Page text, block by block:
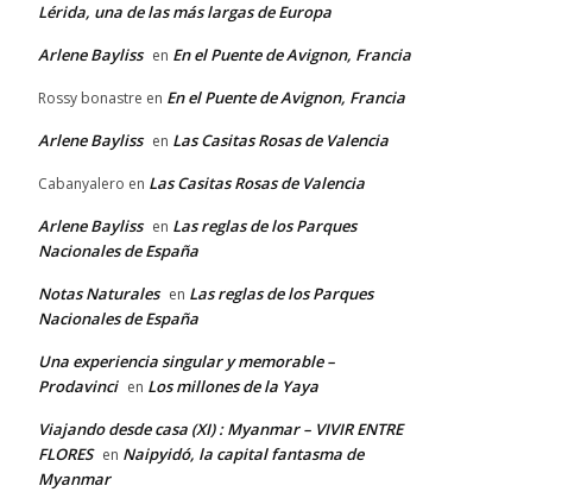
Lérida, una de las más largas de Europa
Arlene Bayliss en En el Puente de Avignon, Francia
Rossy bonastre en En el Puente de Avignon, Francia
Arlene Bayliss en Las Casitas Rosas de Valencia
Cabanyalero en Las Casitas Rosas de Valencia
Arlene Bayliss en Las reglas de los Parques
Nacionales de España
Notas Naturales en Las reglas de los Parques
Nacionales de España
Una experiencia singular y memorable –
Prodavinci en Los millones de la Yaya
Viajando desde casa (XI) : Myanmar – VIVIR ENTRE
FLORES en Naipyidó, la capital fantasma de
Myanmar